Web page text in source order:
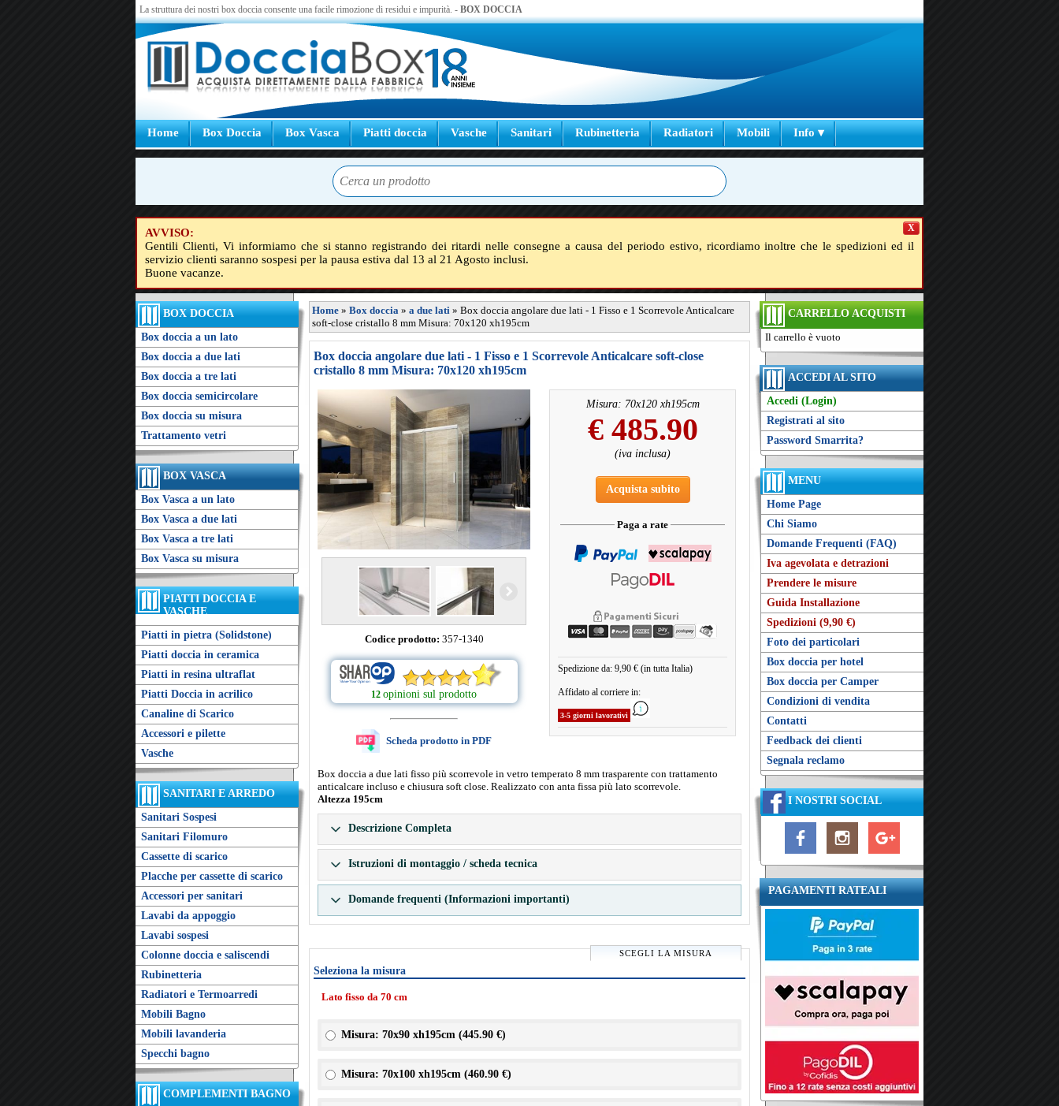
La struttura dei nostri box doccia consente una facile rimozione di residui e impurità. - BOX DOCCIA
Home Box Doccia Box Vasca Piatti doccia Vasche Sanitari Rubinetteria Radiatori Mobili Info ▾
AVVISO:
Gentili Clienti, Vi informiamo che si stanno registrando dei ritardi nelle consegne a causa del periodo estivo, ricordiamo inoltre che le spedizioni ed il
servizio clienti saranno sospesi per la pausa estiva dal 13 al 21 Agosto inclusi.
Buone vacanze.
X
BOX DOCCIA
Box doccia a un lato
Box doccia a due lati
Box doccia a tre lati
Box doccia semicircolare
Box doccia su misura
Trattamento vetri
BOX VASCA
Box Vasca a un lato
Box Vasca a due lati
Box Vasca a tre lati
Box Vasca su misura
PIATTI DOCCIA E
VASCHE
Piatti in pietra (Solidstone)
Piatti doccia in ceramica
Piatti in resina ultraflat
Piatti Doccia in acrilico
Canaline di Scarico
Accessori e pilette
Vasche
SANITARI E ARREDO
Sanitari Sospesi
Sanitari Filomuro
Cassette di scarico
Placche per cassette di scarico
Accessori per sanitari
Lavabi da appoggio
Lavabi sospesi
Colonne doccia e saliscendi
Rubinetteria
Radiatori e Termoarredi
Mobili Bagno
Mobili lavanderia
Specchi bagno
COMPLEMENTI BAGNO
CARRELLO ACQUISTI
Il carrello è vuoto
ACCEDI AL SITO
Accedi (Login)
Registrati al sito
Password Smarrita?
MENU
Home Page
Chi Siamo
Domande Frequenti (FAQ)
Iva agevolata e detrazioni
Prendere le misure
Guida Installazione
Spedizioni (9,90 €)
Foto dei particolari
Box doccia per hotel
Box doccia per Camper
Condizioni di vendita
Contatti
Feedback dei clienti
Segnala reclamo
I NOSTRI SOCIAL
PAGAMENTI RATEALI
Home » Box doccia » a due lati » Box doccia angolare due lati - 1 Fisso e 1 Scorrevole Anticalcare
soft-close cristallo 8 mm Misura: 70x120 xh195cm
Box doccia angolare due lati - 1 Fisso e 1 Scorrevole Anticalcare soft-close
cristallo 8 mm Misura: 70x120 xh195cm
Codice prodotto: 357-1340
12 opinioni sul prodotto
Scheda prodotto in PDF
Misura: 70x120 xh195cm
€ 485.90
(iva inclusa)
Acquista subito
Paga a rate
Spedizione da: 9,90 € (in tutta Italia)
Affidato al corriere in:
3-5 giorni lavorativi
Box doccia a due lati fisso più scorrevole in vetro temperato 8 mm trasparente con trattamento
anticalcare incluso e chiusura soft close. Realizzato con anta fissa più lato scorrevole.
Altezza 195cm
Descrizione Completa
Istruzioni di montaggio / scheda tecnica
Domande frequenti (Informazioni importanti)
SCEGLI LA MISURA
Seleziona la misura
Lato fisso da 70 cm
Misura: 70x90 xh195cm (445.90 €)
Misura: 70x100 xh195cm (460.90 €)